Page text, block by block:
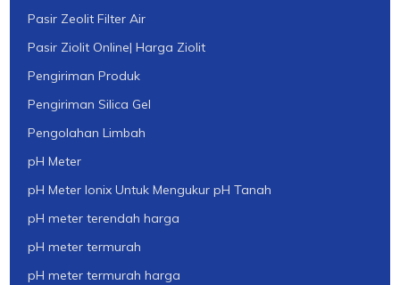
Pasir Zeolit Filter Air
Pasir Ziolit Online| Harga Ziolit
Pengiriman Produk
Pengiriman Silica Gel
Pengolahan Limbah
pH Meter
pH Meter Ionix Untuk Mengukur pH Tanah
pH meter terendah harga
pH meter termurah
pH meter termurah harga